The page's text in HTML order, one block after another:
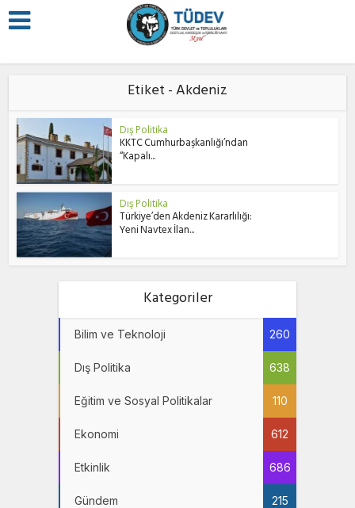
Etiket - Akdeniz
Dış Politika
KKTC Cumhurbaşkanlığı’ndan
“Kapalı...
Dış Politika
Türkiye’den Akdeniz Kararlılığı:
Yeni Navtex İlan...
Kategoriler
Bilim ve Teknoloji 260
Dış Politika 638
Eğitim ve Sosyal Politikalar 110
Ekonomi 612
Etkinlik 686
Gündem 215